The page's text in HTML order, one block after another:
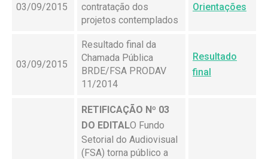
03/09/2015
contratação dos
projetos contemplados
Orientações
03/09/2015
Resultado final da
Chamada Pública
BRDE/FSA PRODAV
11/2014
Resultado
final
RETIFICAÇÃO Nº 03
DO EDITALO Fundo
Setorial do Audiovisual
(FSA) torna público a